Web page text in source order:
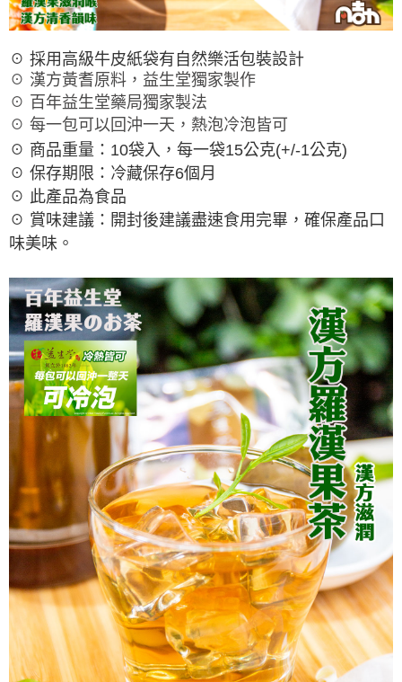
☉ 採用高級牛皮紙袋有自然樂活包裝設計
☉ 漢方黃耆原料，益生堂獨家製作
☉ 百年益生堂藥局獨家製法
☉ 每一包可以回沖一天，熱泡冷泡皆可
☉ 商品重量：10袋入，每一袋15公克(+/-1公克)
☉ 保存期限：冷藏保存6個月
☉ 此產品為食品
☉ 賞味建議：開封後建議盡速食用完畢，確保產品口
味美味。